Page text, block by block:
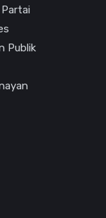
Publik